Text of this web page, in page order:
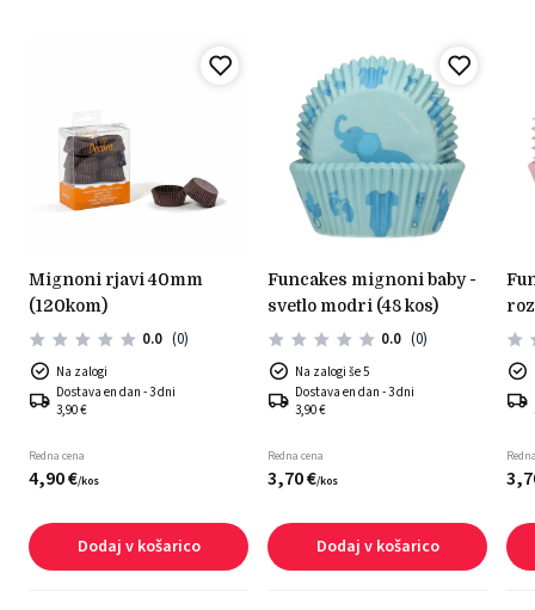
mignoni rjavi 40mm
(120kom)
0.0 (0)
Na zalogi
Dostava en dan - 3 dni
3,90 €
Redna cena
4,90€/kos
Dodaj v košarico
funcakes mignoni baby -
svetlo modri (48 kos)
0.0 (0)
Na zalogi še 5
Dostava en dan - 3 dni
3,90 €
Redna cena
3,70€/kos
Dodaj v košarico
funcakes mignoni - baby
3,